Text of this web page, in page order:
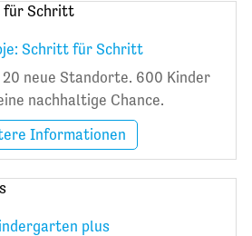
Schritt für Schritt
neue Standorte. 600 Kinder
nachhaltige Chance.
Informationen
plus